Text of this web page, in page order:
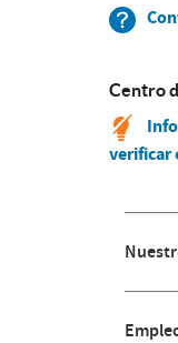
Centro
verificar